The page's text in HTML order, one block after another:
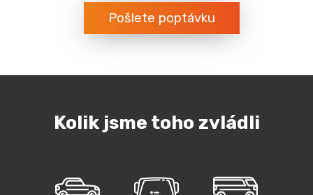
Pošlete poptávku
Kolik jsme toho zvládli